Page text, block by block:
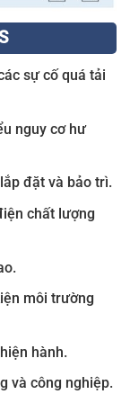
sự cố quá tải
nguy cơ hư
đặt và bảo trì.
chất lượng
môi trường
hành.
và công nghiệp.